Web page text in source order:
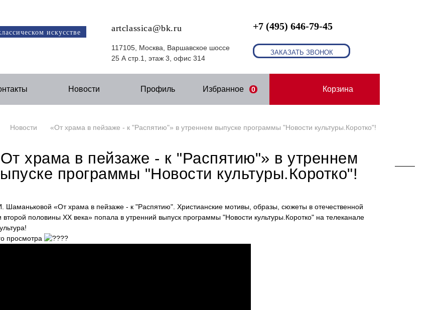
искусстве artclassica@bk.ru
117105, Москва, Варшавское шоссе
25 А стр.1, этаж 3, офис 314
+7 (495) 646-79-45
ЗАКАЗАТЬ ЗВОНОК
Новости Профиль Избранное 0 Корзина
Новости «От храма в пейзаже - к "Распятию"» в утреннем выпуске программы "Новости культуры.Коротко"!
храма в пейзаже - к "Распятию"» в утреннем
программы "Новости культуры.Коротко"!
Шаманьковой «От храма в пейзаже - к "Распятию". Христианские мотивы, образы, сюжеты в отечественной
второй половины ХХ века» попала в утренний выпуск программы "Новости культуры.Коротко" на телеканале
просмотра